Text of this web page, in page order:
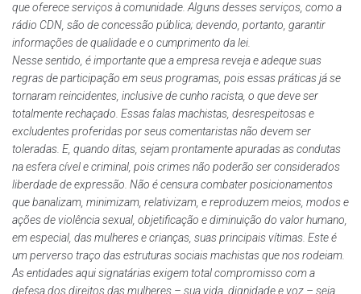
que oferece serviços à comunidade. Alguns desses serviços, como a
rádio CDN, são de concessão pública; devendo, portanto, garantir
informações de qualidade e o cumprimento da lei.
Nesse sentido, é importante que a empresa reveja e adeque suas
regras de participação em seus programas, pois essas práticas já se
tornaram reincidentes, inclusive de cunho racista, o que deve ser
totalmente rechaçado. Essas falas machistas, desrespeitosas e
excludentes proferidas por seus comentaristas não devem ser
toleradas. E, quando ditas, sejam prontamente apuradas as condutas
na esfera cível e criminal, pois crimes não poderão ser considerados
liberdade de expressão. Não é censura combater posicionamentos
que banalizam, minimizam, relativizam, e reproduzem meios, modos e
ações de violência sexual, objetificação e diminuição do valor humano,
em especial, das mulheres e crianças, suas principais vítimas. Este é
um perverso traço das estruturas sociais machistas que nos rodeiam.
As entidades aqui signatárias exigem total compromisso com a
defesa dos direitos das mulheres – sua vida, dignidade e voz – seja